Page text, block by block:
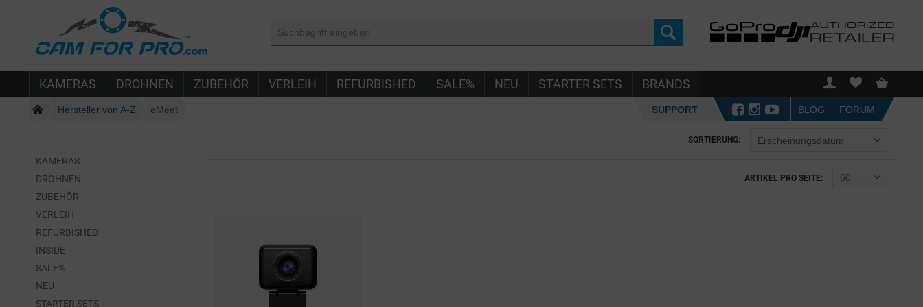
KAMERAS DROHNEN ZUBEHÖR VERLEIH REFURBISHED SALE% NEU STARTER SETS BRANDS
Hersteller von A-Z eMeet SUPPORT BLOG FORUM
KAMERAS
DROHNEN
ZUBEHÖR
VERLEIH
REFURBISHED
INSIDE
SALE%
NEU
STARTER SETS
SORTIERUNG:
ARTIKEL PRO SEITE: